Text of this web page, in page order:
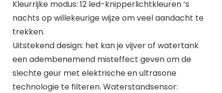
Kleurrijke modus: 12 led-knipperlichtkleuren ‘s
nachts op willekeurige wijze om veel aandacht te
trekken.
Uitstekend design: het kan je vijver of watertank
een adembenemend misteffect geven om de
slechte geur met elektrische en ultrasone
technologie te filteren. Waterstandsensor: